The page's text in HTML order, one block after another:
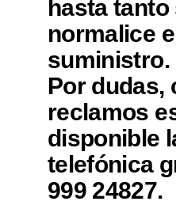
hasta tanto
normalice
suministro.
Por dudas,
reclamos
disponible
telefónica
999 24827.